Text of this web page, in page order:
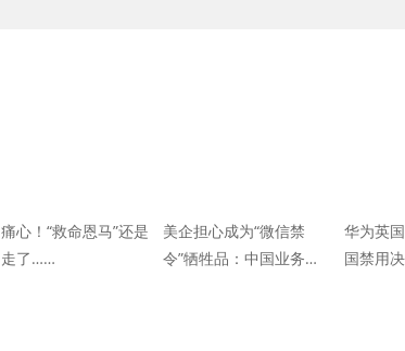
痛心！“救命恩马”还是
走了……
美企担心成为“微信禁
令”牺牲品：中国业务离
华为英
国禁用